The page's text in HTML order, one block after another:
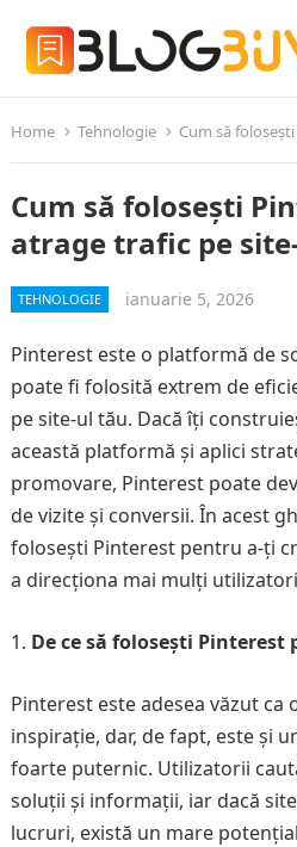
Home Tehnologie Cum să folosești
Cum să folosești
atrage trafic pe
TEHNOLOGIE ianuarie 5, 2026
Pinterest este o platformă de
poate fi folosită extrem de
pe site-ul tău. Dacă îți
această platformă și aplici
promovare, Pinterest poate
de vizite și conversii. În acest
folosești Pinterest pentru a-ți
a direcționa mai mulți
De ce să folosești
Pinterest este adesea văzut
inspirație, dar, de fapt, este și
foarte puternic. Utilizatorii
soluții și informații, iar dacă
lucruri, există un mare